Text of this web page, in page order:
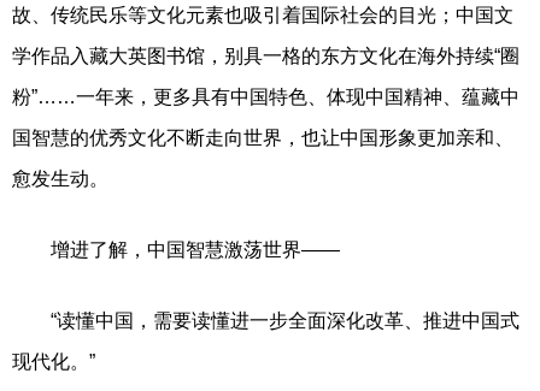
故、传统民乐等文化元素也吸引着国际社会的目光；中国文
学作品入藏大英图书馆，别具一格的东方文化在海外持续“圈
粉”……一年来，更多具有中国特色、体现中国精神、蕴藏中
国智慧的优秀文化不断走向世界，也让中国形象更加亲和、
愈发生动。
增进了解，中国智慧激荡世界——
“读懂中国，需要读懂进一步全面深化改革、推进中国式
现代化。”